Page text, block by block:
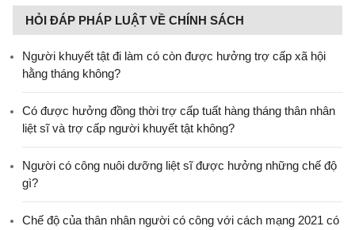
HỎI ĐÁP PHÁP LUẬT VỀ CHÍNH SÁCH
Người khuyết tật đi làm có còn được hưởng trợ cấp xã hội
hằng tháng không?
​Có được hưởng đồng thời trợ cấp tuất hàng tháng thân nhân
liệt sĩ và trợ cấp người khuyết tật không?
Người có công nuôi dưỡng liệt sĩ được hưởng những chế độ
gì?
Chế độ của thân nhân người có công với cách mạng 2021 có